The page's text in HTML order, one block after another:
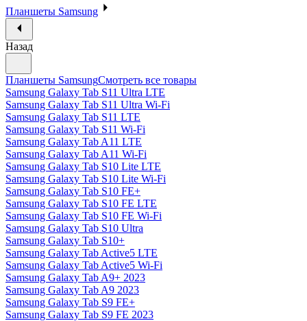
Планшеты Samsung
Назад
Планшеты SamsungСмотреть все товары
Samsung Galaxy Tab S11 Ultra LTE
Samsung Galaxy Tab S11 Ultra Wi-Fi
Samsung Galaxy Tab S11 LTE
Samsung Galaxy Tab S11 Wi-Fi
Samsung Galaxy Tab A11 LTE
Samsung Galaxy Tab A11 Wi-Fi
Samsung Galaxy Tab S10 Lite LTE
Samsung Galaxy Tab S10 Lite Wi-Fi
Samsung Galaxy Tab S10 FE+
Samsung Galaxy Tab S10 FE LTE
Samsung Galaxy Tab S10 FE Wi-Fi
Samsung Galaxy Tab S10 Ultra
Samsung Galaxy Tab S10+
Samsung Galaxy Tab Active5 LTE
Samsung Galaxy Tab Active5 Wi-Fi
Samsung Galaxy Tab A9+ 2023
Samsung Galaxy Tab A9 2023
Samsung Galaxy Tab S9 FE+
Samsung Galaxy Tab S9 FE 2023